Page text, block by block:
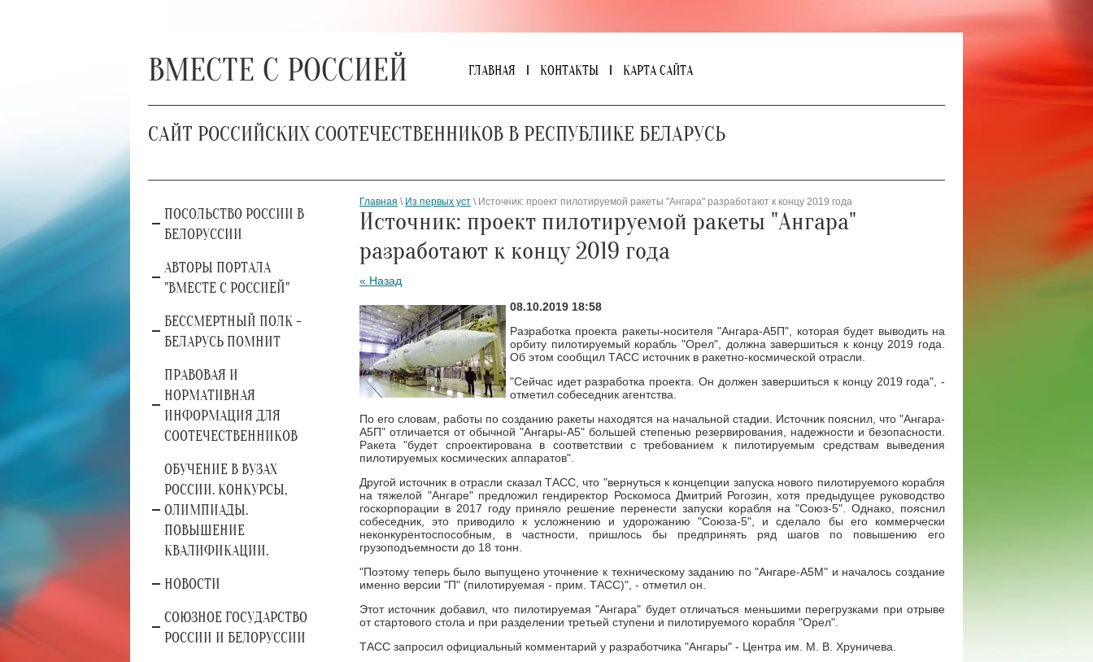
ВМЕСТЕ С РОССИЕЙ ГЛАВНАЯ КОНТАКТЫ КАРТА САЙТА
САЙТ РОССИЙСКИХ СООТЕЧЕСТВЕННИКОВ В РЕСПУБЛИКЕ БЕЛАРУСЬ
ПОСОЛЬСТВО РОССИИ В
БЕЛОРУССИИ
АВТОРЫ ПОРТАЛА
"ВМЕСТЕ С РОССИЕЙ"
БЕССМЕРТНЫЙ ПОЛК -
БЕЛАРУСЬ ПОМНИТ
ПРАВОВАЯ И
НОРМАТИВНАЯ
ИНФОРМАЦИЯ ДЛЯ
СООТЕЧЕСТВЕННИКОВ
ОБУЧЕНИЕ В ВУЗАХ
РОССИИ. КОНКУРСЫ,
ОЛИМПИАДЫ.
ПОВЫШЕНИЕ
КВАЛИФИКАЦИИ.
НОВОСТИ
СОЮЗНОЕ ГОСУДАРСТВО
РОССИИ И БЕЛОРУССИИ
Главная \ Из первых уст \ Источник: проект пилотируемой ракеты "Ангара" разработают к концу 2019 года
Источник: проект пилотируемой ракеты "Ангара"
разработают к концу 2019 года
« Назад
08.10.2019 18:58
Разработка проекта ракеты-носителя "Ангара-А5П", которая будет выводить на
орбиту пилотируемый корабль "Орел", должна завершиться к концу 2019 года.
Об этом сообщил ТАСС источник в ракетно-космической отрасли.
"Сейчас идет разработка проекта. Он должен завершиться к концу 2019 года", -
отметил собеседник агентства.
По его словам, работы по созданию ракеты находятся на начальной стадии. Источник пояснил, что "Ангара-
А5П" отличается от обычной "Ангары-А5" большей степенью резервирования, надежности и безопасности.
Ракета "будет спроектирована в соответствии с требованием к пилотируемым средствам выведения
пилотируемых космических аппаратов".
Другой источник в отрасли сказал ТАСС, что "вернуться к концепции запуска нового пилотируемого корабля
на тяжелой "Ангаре" предложил гендиректор Роскомоса Дмитрий Рогозин, хотя предыдущее руководство
госкорпорации в 2017 году приняло решение перенести запуски корабля на "Союз-5". Однако, пояснил
собеседник, это приводило к усложнению и удорожанию "Союза-5", и сделало бы его коммерчески
неконкурентоспособным, в частности, пришлось бы предпринять ряд шагов по повышению его
грузоподъемности до 18 тонн.
"Поэтому теперь было выпущено уточнение к техническому заданию по "Ангаре-А5М" и началось создание
именно версии "П" (пилотируемая - прим. ТАСС)", - отметил он.
Этот источник добавил, что пилотируемая "Ангара" будет отличаться меньшими перегрузками при отрыве
от стартового стола и при разделении третьей ступени и пилотируемого корабля "Орел".
ТАСС запросил официальный комментарий у разработчика "Ангары" - Центра им. М. В. Хруничева.